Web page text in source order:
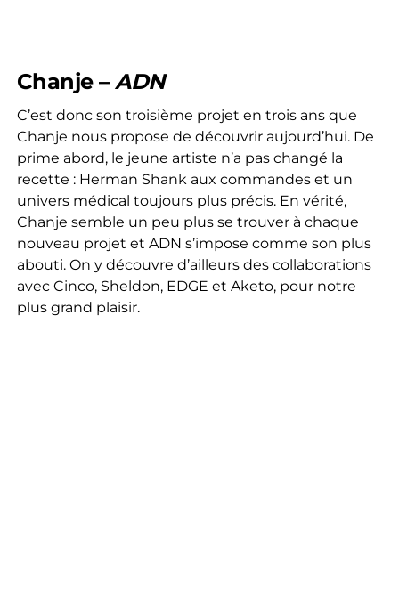
Chanje –ADN
C’est donc son troisième projet en trois ans que
Chanje nous propose de découvrir aujourd’hui. De
prime abord, le jeune artiste n’a pas changé la
recette : Herman Shank aux commandes et un
univers médical toujours plus précis. En vérité,
Chanje semble un peu plus se trouver à chaque
nouveau projet et ADN s’impose comme son plus
abouti. On y découvre d’ailleurs des collaborations
avec Cinco, Sheldon, EDGE et Aketo, pour notre
plus grand plaisir.